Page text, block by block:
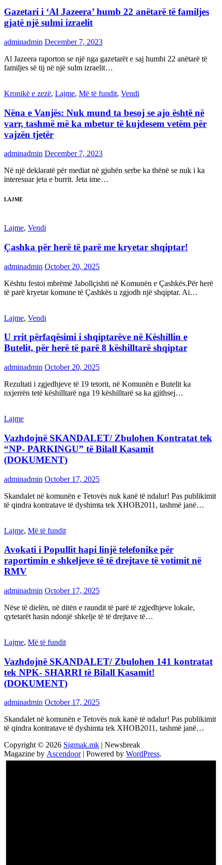
Gazetari i ‘Al Jazeera’ humb 22 anëtarë të familjes
gjatë një sulmi izraelit
adminadmin December 7, 2023
Al Jazeera raporton se një nga gazetarët e saj humbi 22 anëtarë të
familjes së tij në një sulm izraelit…
Kronikë e zezë, Lajme, Më të fundit, Vendi
Nëna e Vanjës: Nuk mund ta besoj se ajo është në
varr, tashmë më ka mbetur të kujdesem vetëm për
vajzën tjetër
adminadmin December 7, 2023
Në një deklaratë për mediat në gjuhën serbe ka thënë se nuk i ka
interesuar jeta e burrit. Jeta ime…
LAJME
Lajme, Vendi
Çashka për herë të parë me kryetar shqiptar!
adminadmin October 20, 2025
Kështu festoi mbrëmë Jabollçishti në Komunën e Çashkës.Për herë
të parë kryetar komune të Çashkës u zgjodh një shqiptar. Ai…
Lajme, Vendi
U rrit përfaqësimi i shqiptarëve në Këshillin e
Butelit, për herë të parë 8 këshilltarë shqiptar
adminadmin October 20, 2025
Rezultati i zgjedhjeve të 19 tetorit, në Komunën e Butelit ka
nxjerrën tetë këshilltarë nga 19 këshilltarë sa ka gjithsej…
Lajme
Vazhdojnë SKANDALET/ Zbulohen Kontratat tek
“NP- PARKINGU” të Bilall Kasamit
(DOKUMENT)
adminadmin October 17, 2025
Skandalet në komunën e Tetovës nuk kanë të ndalur! Pas publikimit
të qindra kontratave të dyshimta tek XHOB2011, tashmë janë…
Lajme, Më të fundit
Avokati i Popullit hapi linjë telefonike për
raportimin e shkeljeve të të drejtave të votimit në
RMV
adminadmin October 17, 2025
Nëse të dielën, në ditën e raundit të parë të zgjedhjeve lokale,
qytetarët hasin ndonjë shkelje të të drejtave të…
Lajme, Më të fundit
Vazhdojnē SKANDALET/ Zbulohen 141 kontratat
tek NPK- SHARRI të Bilall Kasamit!
(DOKUMENT)
adminadmin October 17, 2025
Skandalet në komunën e Tetovës nuk kanë të ndalur! Pas publikimit
të qindra kontratave të dyshimta tek XHOB2011, tashmë janë…
Copyright © 2026 Sigmak.mk | Newsbreak
Magazine by Ascendoor| Powered by WordPress.